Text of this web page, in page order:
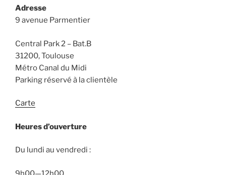
Adresse
9 avenue Parmentier
Central Park 2 – Bat.B
31200, Toulouse
Métro Canal du Midi
Parking réservé à la clientèle
Carte
Heures d’ouverture
Du lundi au vendredi :